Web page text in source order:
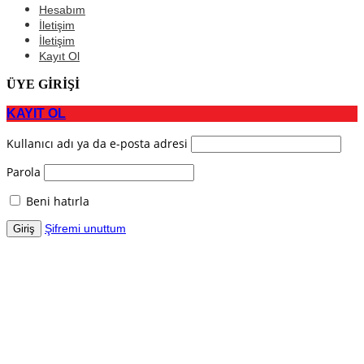
Hesabım
İletişim
İletişim
Kayıt Ol
ÜYE GİRİŞİ
KAYIT OL
Kullanıcı adı ya da e-posta adresi
Parola
Beni hatırla
Şifremi unuttum